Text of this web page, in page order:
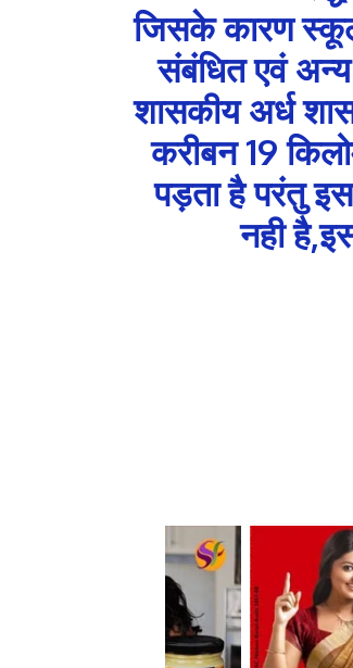
जिसके कारण
संबंधित एवं अन्य
शासकीय अर्ध
करीबन 19
पड़ता है परंतु
नही